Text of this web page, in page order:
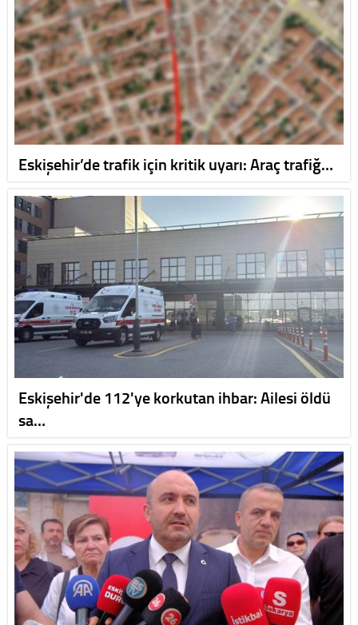
Eskişehir’de trafik için kritik uyarı: Araç trafiğ…
Eskişehir'de 112'ye korkutan ihbar: Ailesi öldü
sa…